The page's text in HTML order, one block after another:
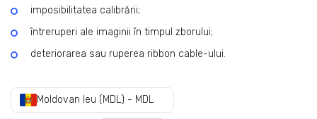
imposibilitatea calibrării;
întreruperi ale imaginii în timpul zborului;
deteriorarea sau ruperea ribbon cable-ului.
Moldovan leu (MDL) - MDL